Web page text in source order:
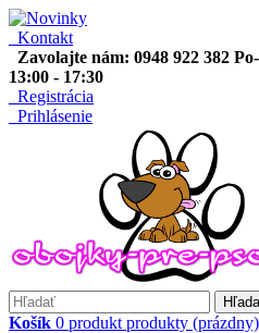
Kontakt
Zavolajte nám: 0948 922 382
13:00 - 17:30
Registrácia
Prihlásenie
Košík 0 produkt produkty (prázdny)